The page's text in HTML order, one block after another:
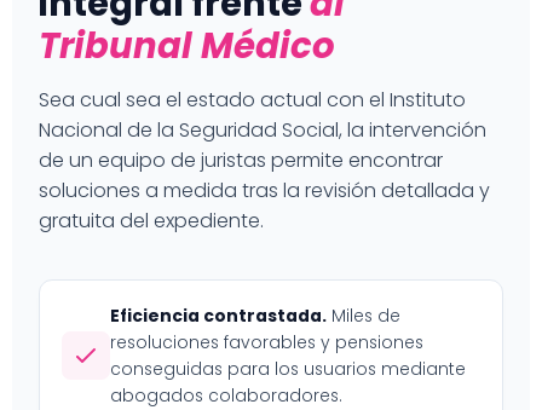
Tribunal Médico
Sea cual sea el estado actual con el Instituto
Nacional de la Seguridad Social, la intervención
de un equipo de juristas permite encontrar
soluciones a medida tras la revisión detallada y
gratuita del expediente.
Eficiencia contrastada. Miles de
resoluciones favorables y pensiones
conseguidas para los usuarios mediante
abogados colaboradores.